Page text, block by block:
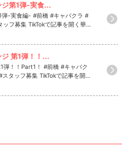
ジ第1弾-実食...
#キャバクラ #
もお願いします❤
第1弾！！...
！ #前橋 #キャバク
ね！もお願いします❤